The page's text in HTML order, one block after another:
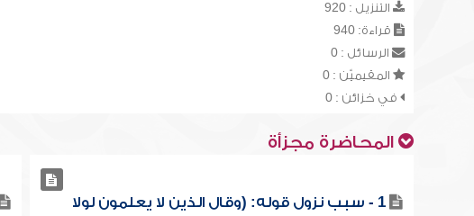
التنزيل : 920
قراءة: 940
الرسائل : 0
المقيميّن : 0
في خزائن : 0
المحاضرة مجزأة
1 - سبب نزول قوله: (وقال الذين لا يعلمون لولا